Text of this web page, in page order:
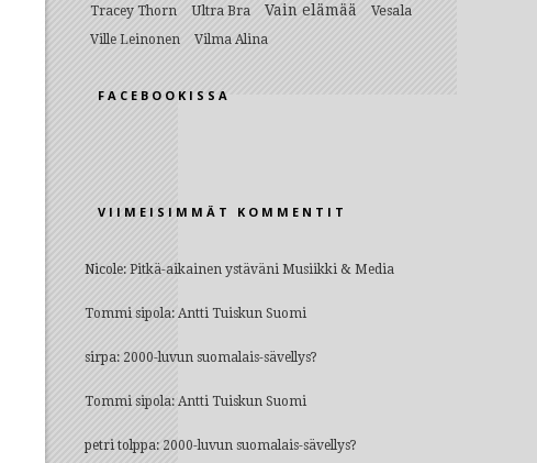
Tracey Thorn
Ultra Bra Vain elämää Vesala
Ville Leinonen Vilma Alina
FACEBOOKISSA
VIIMEISIMMÄT KOMMENTIT
Nicole: Pitkä-aikainen ystäväni Musiikki & Media
Tommi sipola: Antti Tuiskun Suomi
sirpa: 2000-luvun suomalais-sävellys?
Tommi sipola: Antti Tuiskun Suomi
petri tolppa: 2000-luvun suomalais-sävellys?